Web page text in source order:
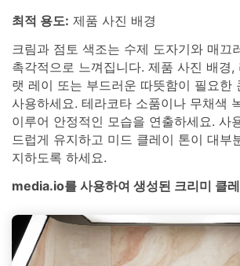
최적 용도: 제품 사진 배경
크림과 점토 색조는 수제 도자기와 매끄
촉각적으로 느껴집니다. 제품 사진 배경,
랫 레이 또는 부드러운 따뜻함이 필요한
사용하세요. 테라코타 소품이나 무채색
이루어 안정적인 모습을 연출하세요. 사
드럽게 유지하고 미드 클레이 톤이 대부
지하도록 하세요.
media.io를 사용하여 생성된 크리미 클